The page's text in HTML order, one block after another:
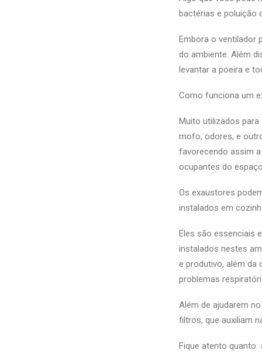
bactérias e poluição
Embora o ventilador
do ambiente. Além
levantar a poeira e
Como funciona um
Muito utilizados
mofo, odores, e
favorecendo assim
ocupantes do
Os exaustores
instalados em
Eles são essenciais
instalados nestes
e produtivo, além
problemas
Além de ajudarem
filtros, que auxiliam
Fique atento quanto